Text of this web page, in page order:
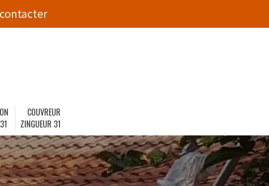
COUVREUR
ZINGUEUR 31